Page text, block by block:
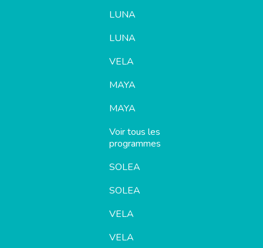
LUNA
LUNA
VELA
MAYA
MAYA
Voir tous les
programmes
SOLEA
SOLEA
VELA
VELA